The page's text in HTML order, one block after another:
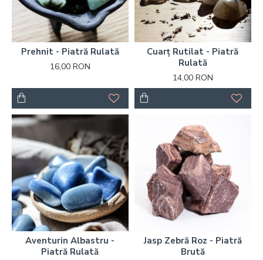
Prehnit - Piatră Rulată
16,00 RON
Cuarț Rutilat - Piatră
Rulată
14,00 RON
Aventurin Albastru -
Piatră Rulată
Jasp Zebră Roz - Piatră
Brută